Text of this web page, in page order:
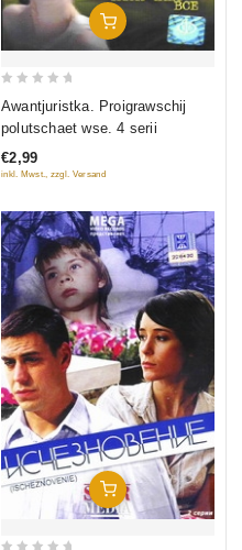
In Den Warenkorb
5
Awantjuristka. Proigrawschij
polutschaet wse. 4 serii
€2,99
inkl. Mwst., zzgl. Versand
In Den Warenkorb